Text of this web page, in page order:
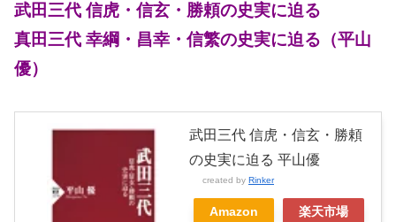
武田三代 信虎・信玄・勝頼の史実に迫る
真田三代 幸綱・昌幸・信繁の史実に迫る（平山
優）
武田三代 信虎・信玄・勝頼
の史実に迫る 平山優
created by Rinker
Amazon 楽天市場